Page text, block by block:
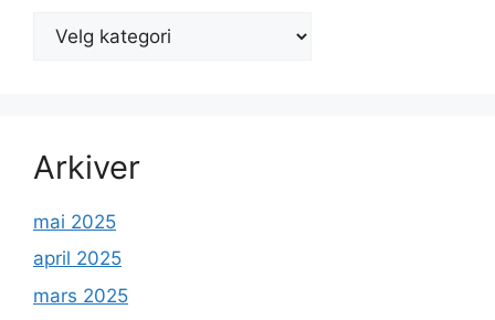
Kategorier
Arkiver
mai 2025
april 2025
mars 2025